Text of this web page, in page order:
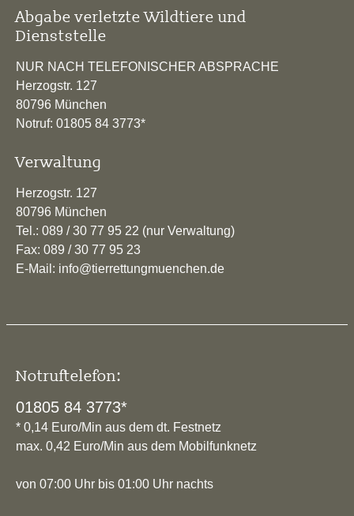
Abgabe verletzte Wildtiere und
Dienststelle
NUR NACH TELEFONISCHER ABSPRACHE
Herzogstr. 127
80796 München
Notruf: 01805 84 3773*
Verwaltung
Herzogstr. 127
80796 München
Tel.: 089 / 30 77 95 22 (nur Verwaltung)
Fax: 089 / 30 77 95 23
E-Mail: info@tierrettungmuenchen.de
Notruftelefon:
01805 84 3773*
* 0,14 Euro/Min aus dem dt. Festnetz
max. 0,42 Euro/Min aus dem Mobilfunknetz
von 07:00 Uhr bis 01:00 Uhr nachts